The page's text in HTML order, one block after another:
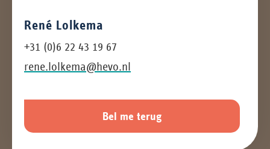
René Lolkema
+31 (0)6 22 43 19 67
rene.lolkema@hevo.nl
Bel me terug